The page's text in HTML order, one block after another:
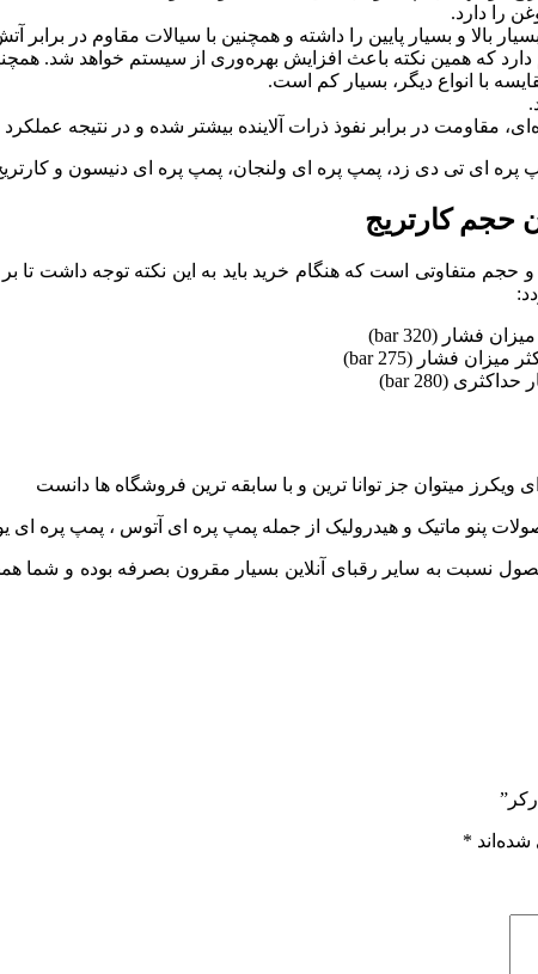
را دارد.
بالا و بسیار پایین را داشته و همچنین با سیالات مقاوم در برابر
دارد که همین نکته باعث افزایش بهره‌وری از سیستم خواهد شد.
با انواع دیگر، بسیار کم است.
مقاومت در برابر نفوذ ذرات آلاینده بیشتر شده و در نتیجه
ای تی دی زد، پمپ پره ای ولنجان، پمپ پره ای دنیسون و
حجم کارتریج
حجم متفاوتی است که هنگام خرید باید به این نکته توجه داشت تا
میتوان جز توانا ترین و با سابقه ترین فروشگاه ها دانست
پنو ماتیک و هیدرولیک از جمله پمپ پره ای آتوس ، پمپ پره
نسبت به سایر رقبای آنلاین بسیار مقرون بصرفه بوده و شما
*